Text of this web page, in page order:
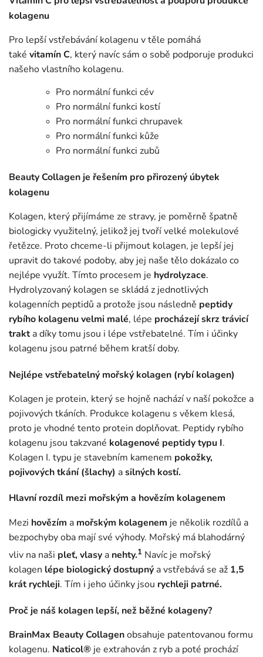
kolagenu
Pro lepší vstřebávání kolagenu v těle pomáhá
také vitamín C, který navíc sám o sobě podporuje produkci
našeho vlastního kolagenu.
Pro normální funkci cév
Pro normální funkci kostí
Pro normální funkci chrupavek
Pro normální funkci kůže
Pro normální funkci zubů
Beauty Collagen je řešením pro přirozený úbytek
kolagenu
Kolagen, který přijímáme ze stravy, je poměrně špatně
biologicky využitelný, jelikož jej tvoří velké molekulové
řetězce. Proto chceme-li přijmout kolagen, je lepší jej
upravit do takové podoby, aby jej naše tělo dokázalo co
nejlépe využít. Tímto procesem je hydrolyzace.
Hydrolyzovaný kolagen se skládá z jednotlivých
kolagenních peptidů a protože jsou následně peptidy
rybího kolagenu velmi malé, lépe procházejí skrz trávicí
trakta díky tomu jsou i lépe vstřebatelné. Tím i účinky
kolagenu jsou patrné během kratší doby.
Nejlépe vstřebatelný mořský kolagen (rybí kolagen)
Kolagen je protein, který se hojně nachází v naší pokožce a
pojivových tkáních. Produkce kolagenu s věkem klesá,
proto je vhodné tento protein doplňovat. Peptidy rybího
kolagenu jsou takzvané kolagenové peptidy typu I.
Kolagen I. typu je stavebním kamenem pokožky,
pojivových tkání (šlachy) asilných kostí.
Hlavní rozdíl mezi mořským a hovězím kolagenem
Mezi hovězím a mořským kolagenem je několik rozdílů a
bezpochyby oba mají své výhody. Mořský má blahodárný
vliv na naši pleť, vlasy a nehty.1 Navíc je mořský
kolagen lépe biologický dostupný a vstřebává se až 1,5
krát rychleji. Tím i jeho účinky jsou rychleji patrné.
Proč je náš kolagen lepší, než běžné kolageny?
BrainMax Beauty Collagenobsahuje patentovanou formu
kolagenu. Naticol® je extrahován z ryb a poté prochází